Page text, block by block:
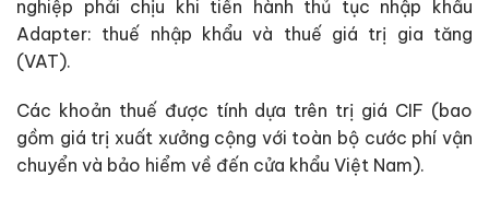
nghiệp phải chịu khi tiến hành thủ tục nhập khẩu
Adapter: thuế nhập khẩu và thuế giá trị gia tăng
(VAT).
Các khoản thuế được tính dựa trên trị giá CIF (bao
gồm giá trị xuất xưởng cộng với toàn bộ cước phí vận
chuyển và bảo hiểm về đến cửa khẩu Việt Nam).